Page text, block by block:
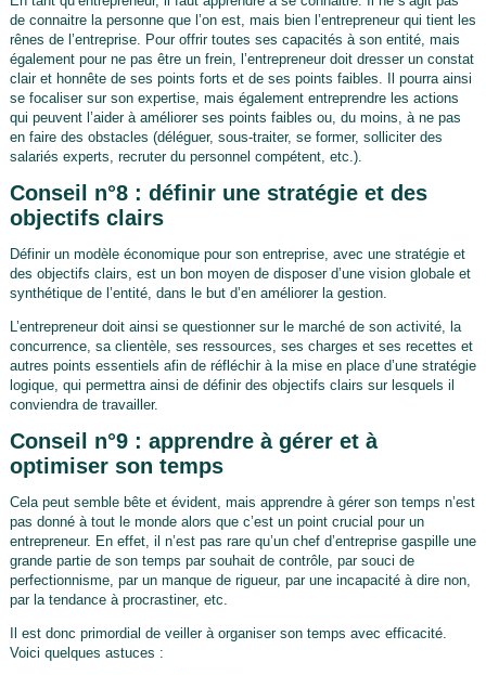
de connaitre la personne que l’on est, mais bien l’entrepreneur qui tient les
rênes de l’entreprise. Pour offrir toutes ses capacités à son entité, mais
également pour ne pas être un frein, l’entrepreneur doit dresser un constat
clair et honnête de ses points forts et de ses points faibles. Il pourra ainsi
se focaliser sur son expertise, mais également entreprendre les actions
qui peuvent l’aider à améliorer ses points faibles ou, du moins, à ne pas
en faire des obstacles (déléguer, sous-traiter, se former, solliciter des
salariés experts, recruter du personnel compétent, etc.).
Conseil n°8 : définir une stratégie et des
objectifs clairs
Définir un modèle économique pour son entreprise, avec une stratégie et
des objectifs clairs, est un bon moyen de disposer d’une vision globale et
synthétique de l’entité, dans le but d’en améliorer la gestion.
L’entrepreneur doit ainsi se questionner sur le marché de son activité, la
concurrence, sa clientèle, ses ressources, ses charges et ses recettes et
autres points essentiels afin de réfléchir à la mise en place d’une stratégie
logique, qui permettra ainsi de définir des objectifs clairs sur lesquels il
conviendra de travailler.
Conseil n°9 : apprendre à gérer et à
optimiser son temps
Cela peut semble bête et évident, mais apprendre à gérer son temps n’est
pas donné à tout le monde alors que c’est un point crucial pour un
entrepreneur. En effet, il n’est pas rare qu’un chef d’entreprise gaspille une
grande partie de son temps par souhait de contrôle, par souci de
perfectionnisme, par un manque de rigueur, par une incapacité à dire non,
par la tendance à procrastiner, etc.
Il est donc primordial de veiller à organiser son temps avec efficacité.
Voici quelques astuces :